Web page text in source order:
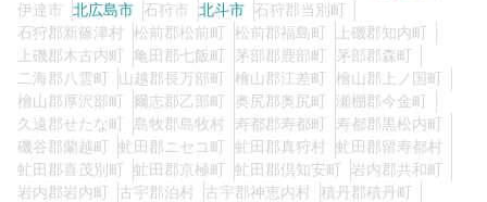
伊達市
北広島市 石狩市 北斗市
石狩郡当別町
石狩郡新篠津村
松前郡松前町 松前郡福島町
上磯郡知内町
上磯郡木古内町
亀田郡七飯町 茅部郡鹿部町
茅部郡森町
二海郡八雲町
山越郡長万部町 檜山郡江差町
檜山郡上ノ国町
檜山郡厚沢部町
爾志郡乙部町 奥尻郡奥尻町
瀬棚郡今金町
久遠郡せたな町
島牧郡島牧村 寿都郡寿都町
寿都郡黒松内町
磯谷郡蘭越町
虻田郡ニセコ町 虻田郡真狩村
虻田郡留寿都村
虻田郡喜茂別町
虻田郡京極町 虻田郡倶知安町
岩内郡共和町
岩内郡岩内町
古宇郡泊村 古宇郡神恵内村
積丹郡積丹町